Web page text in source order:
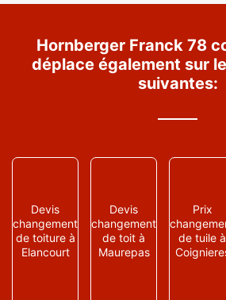
Hornberger Franck 78
déplace également sur
suivantes:
Devis
changement
de toiture à
Elancourt
Devis
changement
de toit à
Maurepas
Prix
de tuile à